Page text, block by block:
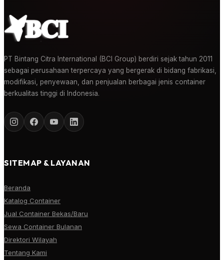
PT Bintang Citra International (BCI Group) berdiri sejak tahun 2011
sebagai perusahaan terpercaya yang bergerak di bidang fabrikasi,
modifikasi, penyewaan, dan penjualan berbagai jenis container
berkualitas tinggi di Indonesia.
SITEMAP & LAYANAN
Beranda
Katalog Container
Jual Container Bekas/Baru
Sewa Container Bulanan
Direktori Wilayah
Tentang Kami